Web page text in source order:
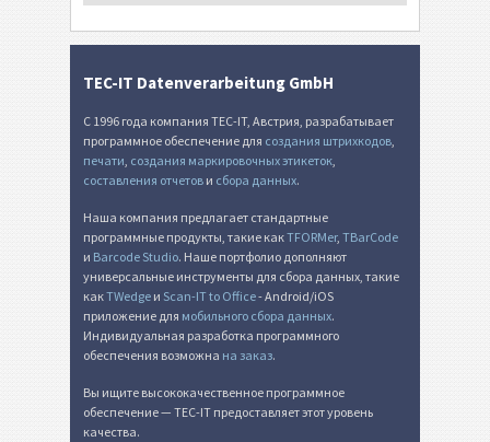
TEC-IT Datenverarbeitung GmbH
С 1996 года компания TEC-IT, Австрия, разрабатывает
программное обеспечение для создания штрихкодов,
печати, создания маркировочных этикеток,
составления отчетов и сбора данных.
Наша компания предлагает стандартные
программные продукты, такие какTFORMer, TBarCode
и Barcode Studio. Наше портфолио дополняют
универсальные инструменты для сбора данных, такие
какTWedge и Scan-IT to Office- Android/iOS
приложение для мобильного сбора данных.
Индивидуальная разработка программного
обеспечения возможна на заказ.
Вы ищите высококачественное программное
обеспечение — TEC-IT предоставляет этот уровень
качества.